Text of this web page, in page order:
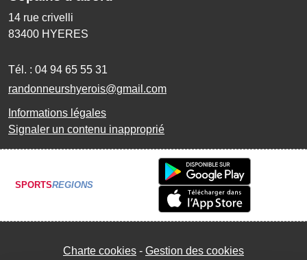
14 rue crivelli
83400 HYERES
Tél. : 04 94 65 55 31
randonneurshyerois@gmail.com
Informations légales
Signaler un contenu inapproprié
SPORTSREGIONS
Charte cookies Gestion des cookies